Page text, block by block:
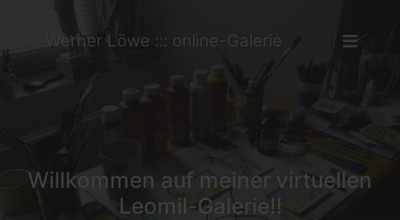
Werner Löwe ::: online-Galerie
Willkommen auf meiner virtuellen
Leomil-Galerie!!